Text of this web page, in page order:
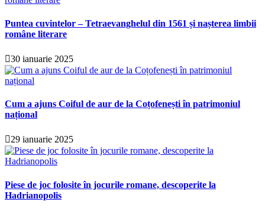
Puntea cuvintelor – Tetraevanghelul din 1561 și nașterea limbii
române literare
30 ianuarie 2025
Cum a ajuns Coiful de aur de la Coțofenești în patrimoniul
național
29 ianuarie 2025
Piese de joc folosite în jocurile romane, descoperite la
Hadrianopolis